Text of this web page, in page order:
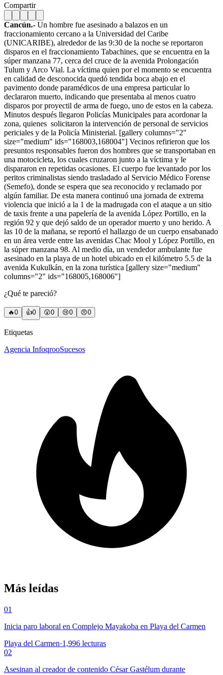
Compartir
Cancún.- Un hombre fue asesinado a balazos en un
fraccionamiento cercano a la Universidad del Caribe
(UNICARIBE), alrededor de las 9:30 de la noche se reportaron
disparos en el fraccionamiento Tabachines, que se encuentra en la
súper manzana 77, cerca del cruce de la avenida Prolongación
Tulum y Arco Vial. La víctima quien por el momento se encuentra
en calidad de desconocida quedó tendida boca abajo en el
pavimento donde paramédicos de una empresa particular lo
declararon muerto, indicando que presentaba al menos cuatro
disparos por proyectil de arma de fuego, uno de estos en la cabeza.
Minutos después llegaron Policías Municipales para acordonar la
zona, quienes solicitaron la intervención de personal de servicios
periciales y de la Policía Ministerial. [gallery columns="2"
size="medium" ids="168003,168004"] Vecinos refirieron que los
presuntos responsables fueron dos hombres que se transportaban en
una motocicleta, los cuales cruzaron junto a la víctima y le
dispararon en repetidas ocasiones. El cuerpo fue levantado por los
peritos criminalistas siendo trasladado al Servicio Médico Forense
(Semefo), donde se espera que sea reconocido y reclamado por
algún familiar. De esta manera continuó una jornada de extrema
violencia que inició a la 1 de la madrugada con el ataque a un sitio
de taxis frente a una papelería de la avenida López Portillo, en la
región 92 y que dejó saldo de un operador muerto y uno herido. A
las 10 de la mañana, se reportó el hallazgo de un cuerpo ensabanado
en un área verde entre las avenidas Chac Mool y López Portillo, en
la súper manzana 98. Al medio día, un vendedor ambulante fue
asesinado en la playa de un hotel ubicado en el kilómetro 5.5 de la
avenida Kukulkán, en la zona turística [gallery size="medium"
columns="2" ids="168005,168006"]
¿Qué te pareció?
🔥0 👍0 😲0 😢0 😠0
Etiquetas
Agencia InfoqrooSucesos
Más leídas
01
Inicia paro laboral en Complejo Mayakoba en Playa del Carmen
Playa del Carmen·1,996 lecturas
02
Asesinan al creador de contenido César Gastélum durante